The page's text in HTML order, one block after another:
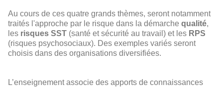
Au cours de ces quatre grands thèmes, seront notamment
traités l'approche par le risque dans la démarche qualité,
les risques SST (santé et sécurité au travail) et les RPS
(risques psychosociaux). Des exemples variés seront
choisis dans des organisations diversifiées.
L’enseignement associe des apports de connaissances